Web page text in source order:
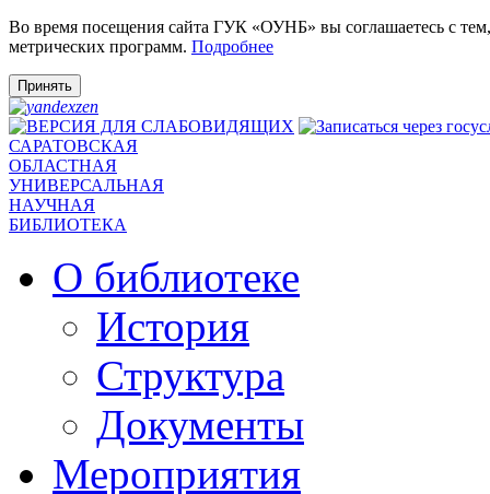
Во время посещения сайта ГУК «ОУНБ» вы соглашаетесь с
метрических программ. Подробнее
Принять
САРАТОВСКАЯ
ОБЛАСТНАЯ
УНИВЕРСАЛЬНАЯ
НАУЧНАЯ
БИБЛИОТЕКА
О библиотеке
История
Структура
Документы
Мероприятия